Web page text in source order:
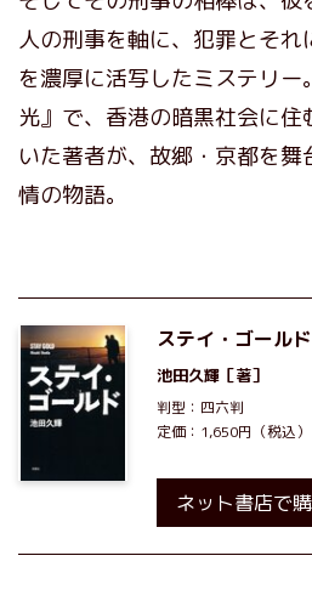
人の刑事を軸に、犯罪とそれ
を濃厚に活写したミステリ
光』で、香港の暗黒社会に
いた著者が、故郷・京都を
情の物語。
ステイ・ゴールド
池田久輝 ［著］
判型：四六判
定価：1,650円（税込）
ネット書店で